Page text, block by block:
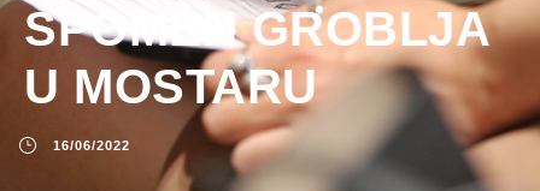
SPOMEN GROBLJA
U MOSTARU
16/06/2022